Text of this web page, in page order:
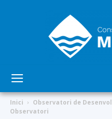
Inici Observatori de
Observatori